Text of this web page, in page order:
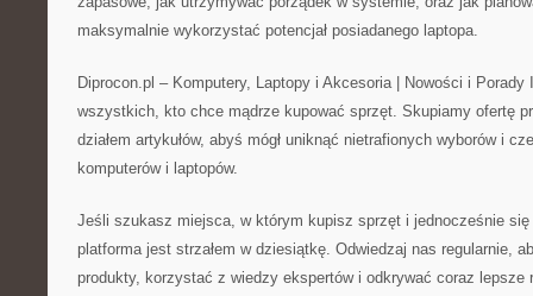
maksymalnie wykorzystać potencjał posiadanego laptopa.
Diprocon.pl – Komputery, Laptopy i Akcesoria | Nowości i Porady
wszystkich, kto chce mądrze kupować sprzęt. Skupiamy ofertę
działem artykułów, abyś mógł uniknąć nietrafionych wyborów i
komputerów i laptopów.
Jeśli szukasz miejsca, w którym kupisz sprzęt i jednocześnie
platforma jest strzałem w dziesiątkę. Odwiedzaj nas regularnie,
produkty, korzystać z wiedzy ekspertów i odkrywać coraz lepsze